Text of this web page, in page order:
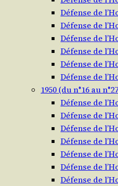
Défense de
Défense de
Défense de
Défense de
Défense de
Défense de
1950 (du n°16 au
Défense de
Défense de
Défense de
Défense de
Défense de
Défense de
Défense de